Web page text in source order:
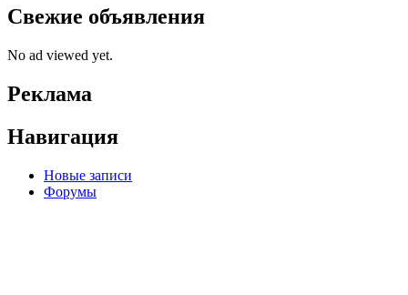
Свежие объявления
No ad viewed yet.
Реклама
Навигация
Новые записи
Форумы